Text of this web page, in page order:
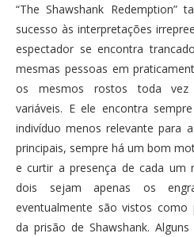
“The Shawshank Redemption”
sucesso às interpretações
espectador se encontra
mesmas pessoas em
os mesmos rostos toda vez
variáveis. E ele encontra
indivíduo menos relevante para
principais, sempre há um bom
e curtir a presença de cada um
dois sejam apenas os
eventualmente são vistos como
da prisão de Shawshank.